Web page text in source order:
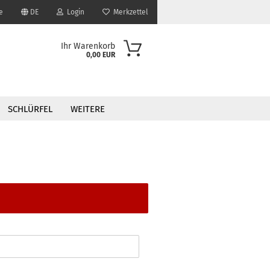
DE Login Merkzettel
Ihr Warenkorb
0,00 EUR
SCHLÜRFEL WEITERE